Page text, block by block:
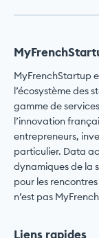
MyFrenchStartup
l’écosystème des
gamme de
l’innovation
entrepreneurs,
particulier. Data
dynamiques de la
pour les
n’est pas
Liens rapides